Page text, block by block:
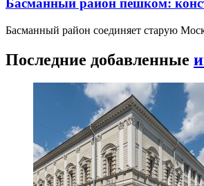
Басманный район пешком:
Басманный район соединяет старую
Последние добавленные